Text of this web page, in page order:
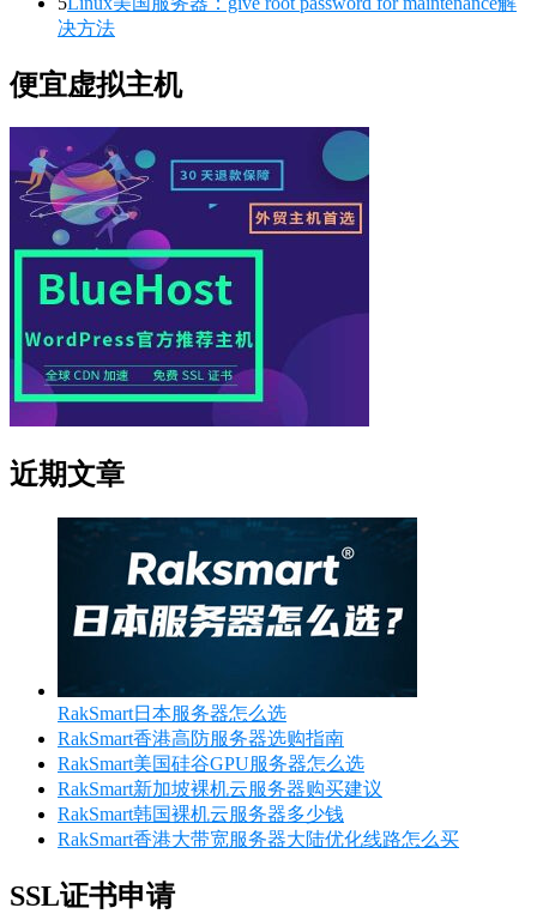
决方法
便宜虚拟主机
近期文章
RakSmart日本服务器怎么选
RakSmart香港高防服务器选购指南
RakSmart美国硅谷GPU服务器怎么选
RakSmart新加坡裸机云服务器购买建议
RakSmart韩国裸机云服务器多少钱
RakSmart香港大带宽服务器大陆优化线路怎么买
SSL证书申请